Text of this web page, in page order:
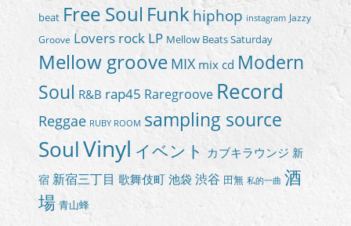
beat Free Soul Funkhiphop instagram Jazzy
Groove Lovers rock LP Mellow Beats Saturday
Mellow groove MIX mix cd Modern
Soul R&B rap45 Raregroove Record
Reggae RUBY ROOM sampling source
SoulVinyl イベント カブキラウンジ 新
宿 新宿三丁目 歌舞伎町 池袋 渋谷 田無 私的一曲 酒
場 青山蜂